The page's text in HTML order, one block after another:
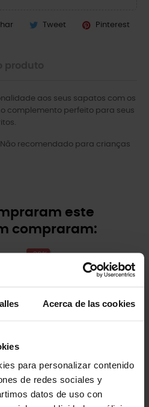
Acerca de las cookies
para personalizar contenido
de redes sociales y
datos de uso con
Tweet Pinterest
aos seus sapatos com os
complemento perfeito para seus
recomendado para crianças
este
compraram:
-20%
Chama techno bling
5,99 € 4,79 €